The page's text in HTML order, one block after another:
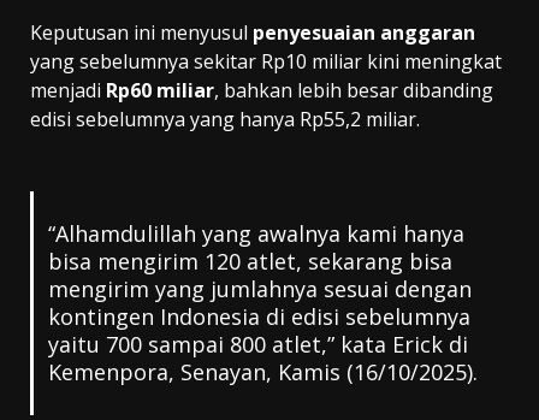
Keputusan ini menyusul penyesuaian anggaran
yang sebelumnya sekitar Rp10 miliar kini meningkat
menjadi Rp60 miliar, bahkan lebih besar dibanding
edisi sebelumnya yang hanya Rp55,2 miliar.
“Alhamdulillah yang awalnya kami hanya
bisa mengirim 120 atlet, sekarang bisa
mengirim yang jumlahnya sesuai dengan
kontingen Indonesia di edisi sebelumnya
yaitu 700 sampai 800 atlet,” kata Erick di
Kemenpora, Senayan, Kamis (16/10/2025).